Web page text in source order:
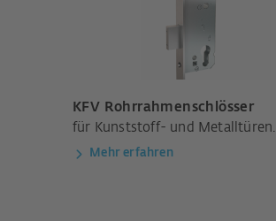
KFV Rohrrahmenschlösser
für Kunststoff- und Metalltüren.
Mehr erfahren